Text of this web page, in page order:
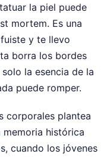
la piel puede
mortem. Es una
y te llevo
borra los bordes
la esencia de la
puede romper.
corporales plantea
histórica
cuando los jóvenes